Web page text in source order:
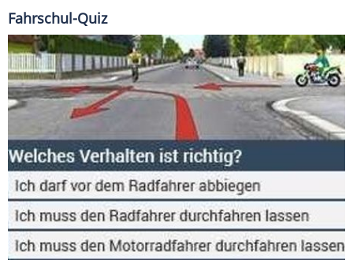
Fahrschul-Quiz